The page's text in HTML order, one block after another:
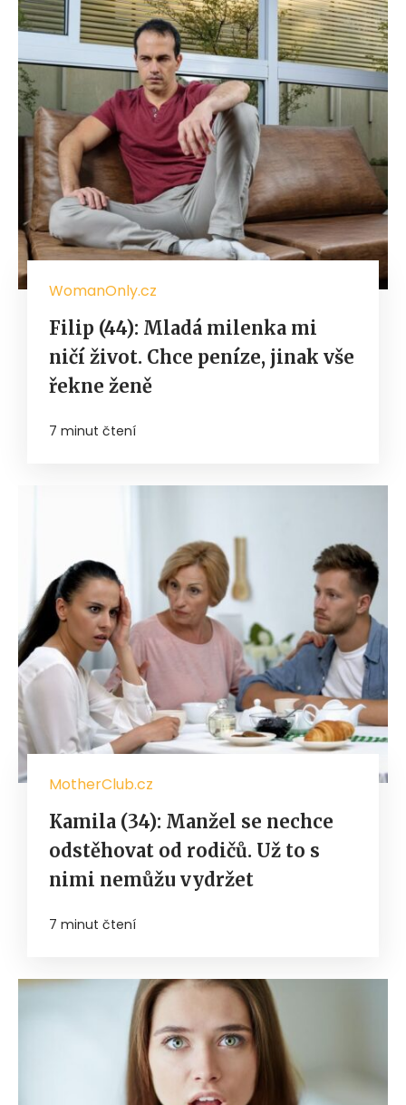
WomanOnly.cz
Filip (44): Mladá milenka mi
ničí život. Chce peníze, jinak vše
řekne ženě
7 minut čtení
MotherClub.cz
Kamila (34): Manžel se nechce
odstěhovat od rodičů. Už to s
nimi nemůžu vydržet
7 minut čtení